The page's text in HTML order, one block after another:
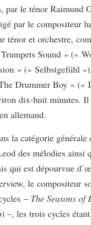
par le ténor Raimund
par le compositeur
ténor et orchestre,
Sound » («
» (« Selbstgefühl
Drummer Boy » («
dix-huit minutes. Il
allemand.
la catégorie
des mélodies ainsi
qui est dépourvue
le compositeur
– The Seasons
–, les trois cycles